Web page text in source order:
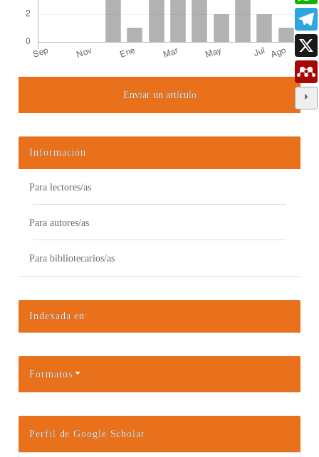
Detalles del artículoEnviar un artículo
Información
Para lectores/as
Para autores/as
Para bibliotecarios/as
Indexada en:
Formatos
Perfil de Google Scholar